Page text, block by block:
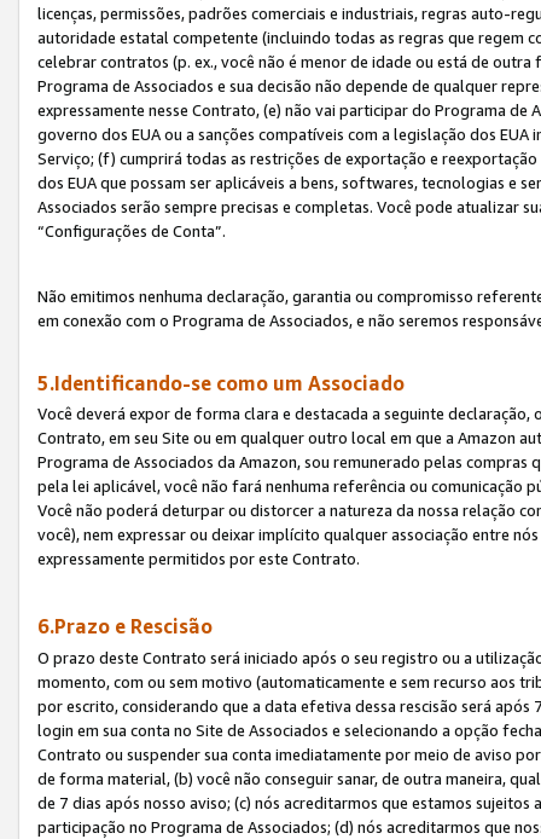
licenças, permissões, padrões comerciais e industriais, regras auto-
autoridade estatal competente (incluindo todas as regras que regem
celebrar contratos (p. ex., você não é menor de idade ou está de
Programa de Associados e sua decisão não depende de qualquer
expressamente nesse Contrato, (e) não vai participar do Programa
governo dos EUA ou a sanções compatíveis com a legislação dos
Serviço; (f) cumprirá todas as restrições de exportação e
dos EUA que possam ser aplicáveis a bens, softwares, tecnologias e
Associados serão sempre precisas e completas. Você pode atualizar
“Configurações de Conta”.
Não emitimos nenhuma declaração, garantia ou compromisso
em conexão com o Programa de Associados, e não seremos
5.Identificando-se como um Associado
Você deverá expor de forma clara e destacada a seguinte
Contrato, em seu Site ou em qualquer outro local em que a Amazon
Programa de Associados da Amazon, sou remunerado pelas
pela lei aplicável, você não fará nenhuma referência ou comunicação
Você não poderá deturpar ou distorcer a natureza da nossa relação
você), nem expressar ou deixar implícito qualquer associação entre
expressamente permitidos por este Contrato.
6.Prazo e Rescisão
O prazo deste Contrato será iniciado após o seu registro ou a
momento, com ou sem motivo (automaticamente e sem recurso aos
por escrito, considerando que a data efetiva dessa rescisão será
login em sua conta no Site de Associados e selecionando a opção
Contrato ou suspender sua conta imediatamente por meio de aviso
de forma material, (b) você não conseguir sanar, de outra maneira,
de 7 dias após nosso aviso; (c) nós acreditarmos que estamos
participação no Programa de Associados; (d) nós acreditarmos que